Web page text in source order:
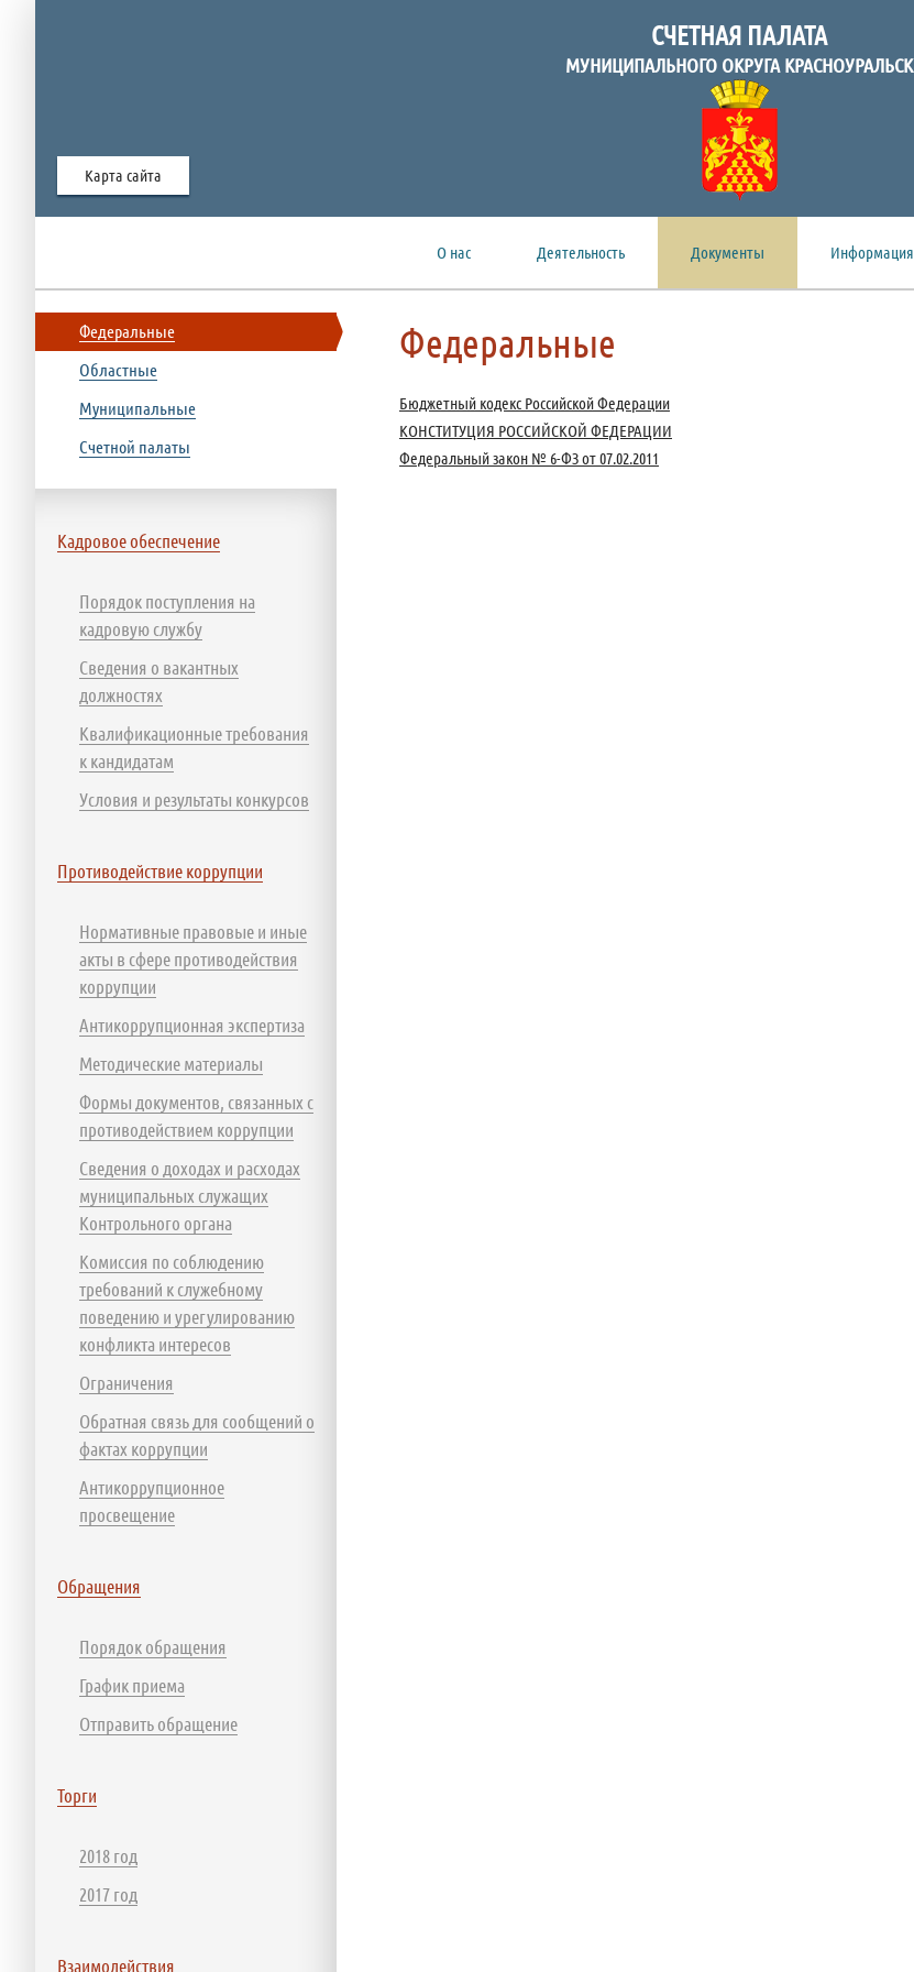
Карта сайта
СЧЕТНАЯ ПАЛАТА
МУНИЦИПАЛЬНОГО ОКРУГА КРАСНОУРАЛЬСК
О нас Деятельность Документы Информация
Федеральные
Бюджетный кодекс Российской Федерации
КОНСТИТУЦИЯ РОССИЙСКОЙ ФЕДЕРАЦИИ
Федеральный закон № 6-ФЗ от 07.02.2011
Федеральные
Областные
Муниципальные
Счетной палаты
Кадровое обеспечение
Порядок поступления на
кадровую службу
Сведения о вакантных
должностях
Квалификационные требования
к кандидатам
Условия и результаты конкурсов
Противодействие коррупции
Нормативные правовые и иные
акты в сфере противодействия
коррупции
Антикоррупционная экспертиза
Методические материалы
Формы документов, связанных с
противодействием коррупции
Сведения о доходах и расходах
муниципальных служащих
Контрольного органа
Комиссия по соблюдению
требований к служебному
поведению и урегулированию
конфликта интересов
Ограничения
Обратная связь для сообщений о
фактах коррупции
Антикоррупционное
просвещение
Обращения
Порядок обращения
График приема
Отправить обращение
Торги
2018 год
2017 год
Взаимодействия